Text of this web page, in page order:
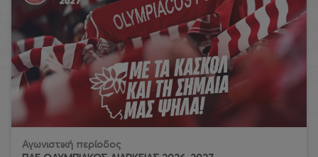
Αγωνιστική περίοδος